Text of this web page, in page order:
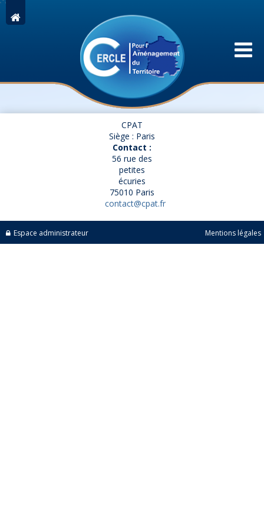
CPAT
Siège : Paris
Contact :
56 rue des
petites
écuries
75010 Paris
contact@cpat.fr
Espace administrateur Mentions légales